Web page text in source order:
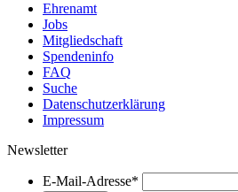
Ehrenamt
Jobs
Mitgliedschaft
Spendeninfo
FAQ
Suche
Datenschutzerklärung
Impressum
Newsletter
E-Mail-Adresse*